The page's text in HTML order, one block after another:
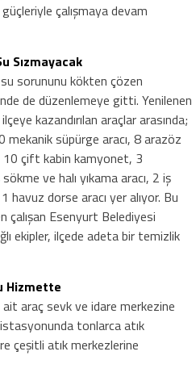
çalışmaya devam
Sızmayacak
su sorununu kökten çözen
de düzenlemeye gitti. Yenilenen
kazandırılan araçlar arasında;
mekanik süpürge aracı, 8 arazöz
çift kabin kamyonet, 3
ve halı yıkama aracı, 2 iş
havuz dorse aracı yer alıyor. Bu
çalışan Esenyurt Belediyesi
ekipler, ilçede adeta bir temizlik
Hizmette
araç sevk ve idare merkezine
tonlarca atık
çeşitli atık merkezlerine